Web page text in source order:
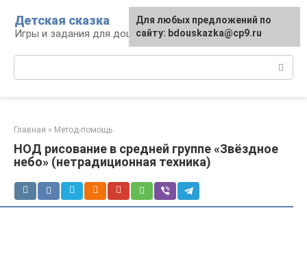
контенту
Детская сказка
Игры и задания для дошкольников
Главная » Метод-помощь
НОД рисование в средней группе «Звёздное
небо» (нетрадиционная техника)
Для любых предложений по
сайту: bdouskazka@cp9.ru